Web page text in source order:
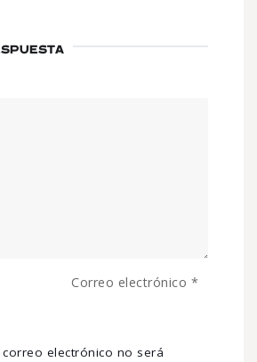
correo electrónico no será
Correo electrónico *